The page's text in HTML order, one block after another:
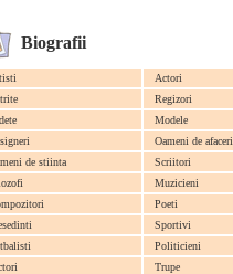
Biografii
Actori
Regizori
Modele
Oameni de afaceri
de stiinta
Scriitori
Muzicieni
Poeti
Sportivi
Politicieni
Trupe